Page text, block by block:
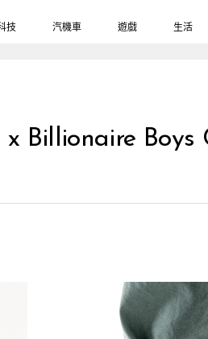
技 汽機車 遊戲 生活
Billionaire Boys